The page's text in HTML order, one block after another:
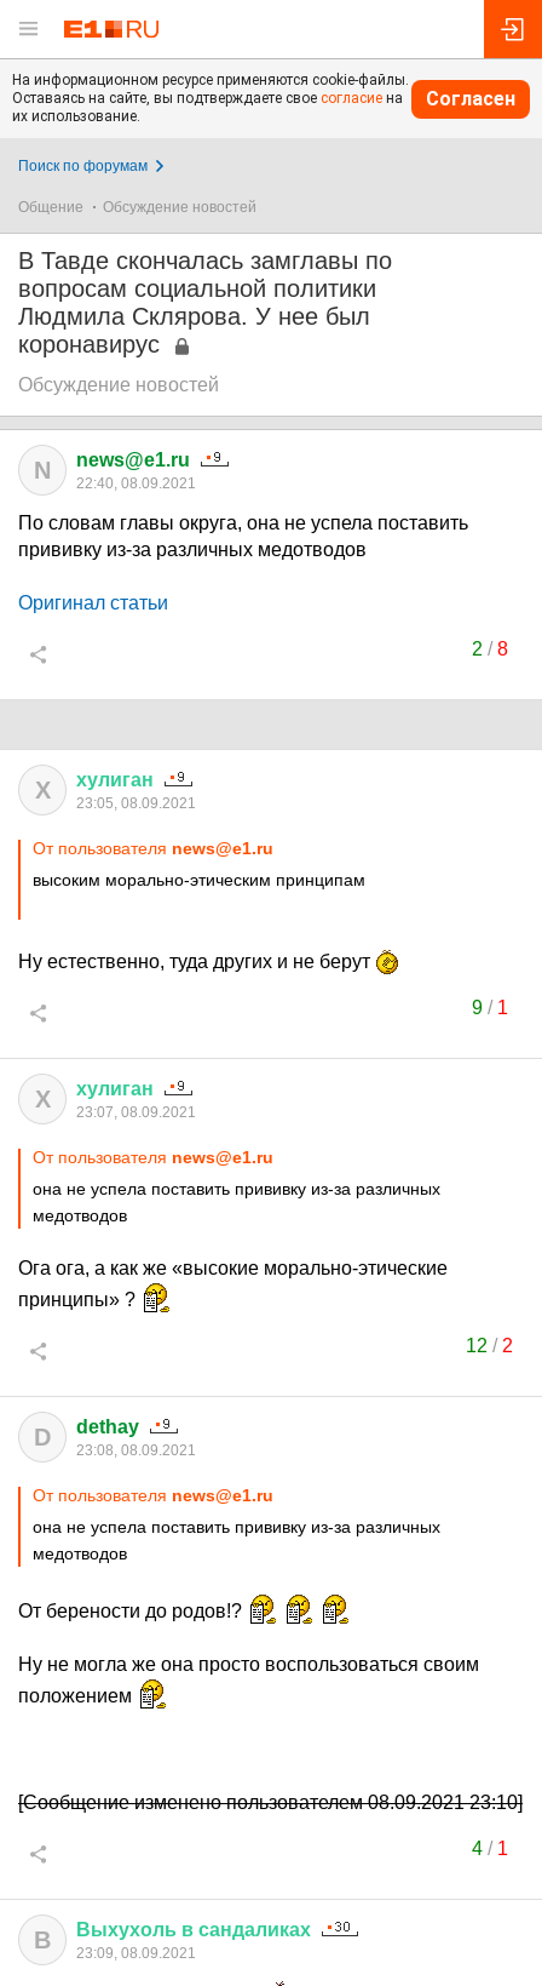
На информационном ресурсе применяются cookie-файлы.
Оставаясь на сайте, вы подтверждаете свое согласие на
их использование.
Согласен
Поиск по форумам
Общение Обсуждение новостей
В Тавде скончалась замглавы по
вопросам социальной политики
Людмила Склярова. У нее был
коронавирус
Обсуждение новостей
N news@e1.ru
22:40, 08.09.2021
По словам главы округа, она не успела поставить
прививку из-за различных медотводов
Оригинал статьи
2 /8
Х хулиган
23:05, 08.09.2021
От пользователя news@e1.ru
высоким морально-этическим принципам
Ну естественно, туда других и не берут
9/ 1
Х хулиган
23:07, 08.09.2021
От пользователя news@e1.ru
она не успела поставить прививку из-за различных
медотводов
Ога ога, а как же «высокие морально-этические
принципы» ?
12 / 2
D dethay
23:08, 08.09.2021
От пользователя news@e1.ru
она не успела поставить прививку из-за различных
медотводов
От берености до родов!?
Ну не могла же она просто воспользоваться своим
положением
[Сообщение изменено пользователем 08.09.2021 23:10]
4/ 1
В Выхухоль в сандаликах
23:09, 08.09.2021